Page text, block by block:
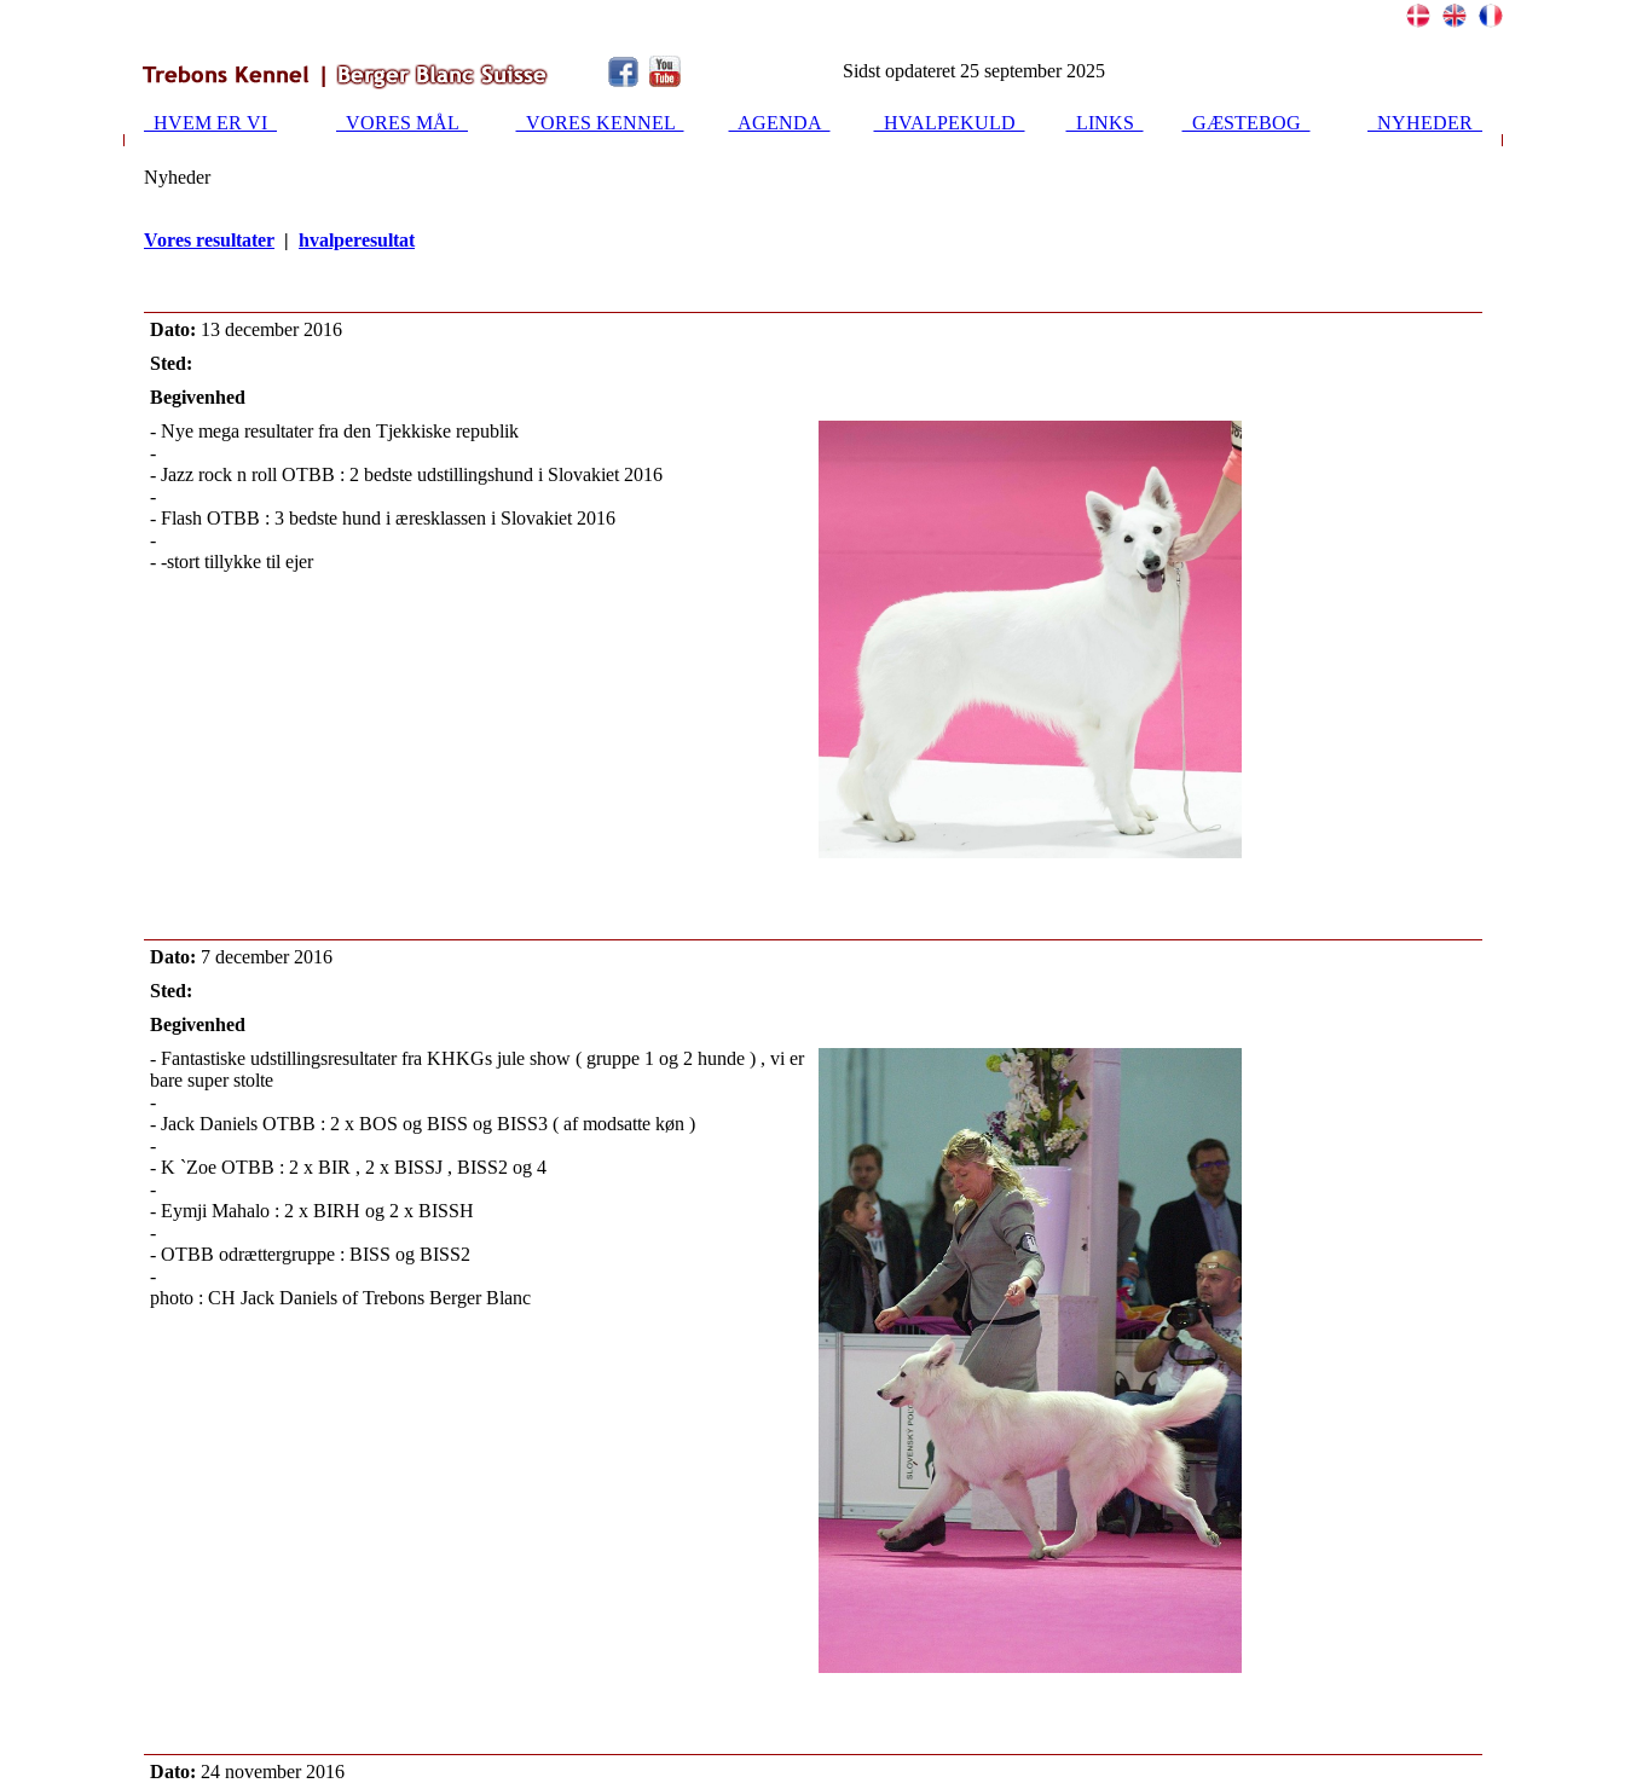
Sidst opdateret 25 september 2025
HVEM ER VI VORES MÅL VORES KENNEL AGENDA HVALPEKULD LINKS GÆSTEBOG NYHEDER
Nyheder
Vores resultater | hvalperesultat
Dato: 13 december 2016
Sted:
Begivenhed
- Nye mega resultater fra den Tjekkiske republik
-
- Jazz rock n roll OTBB : 2 bedste udstillingshund i Slovakiet 2016
-
- Flash OTBB : 3 bedste hund i æresklassen i Slovakiet 2016
-
- -stort tillykke til ejer
Dato: 7 december 2016
Sted:
Begivenhed
- Fantastiske udstillingsresultater fra KHKGs jule show ( gruppe 1 og 2 hunde ) , vi er
bare super stolte
-
- Jack Daniels OTBB : 2 x BOS og BISS og BISS3 ( af modsatte køn )
-
- K `Zoe OTBB : 2 x BIR , 2 x BISSJ , BISS2 og 4
-
- Eymji Mahalo : 2 x BIRH og 2 x BISSH
-
- OTBB odrættergruppe : BISS og BISS2
-
photo : CH Jack Daniels of Trebons Berger Blanc
Dato: 24 november 2016